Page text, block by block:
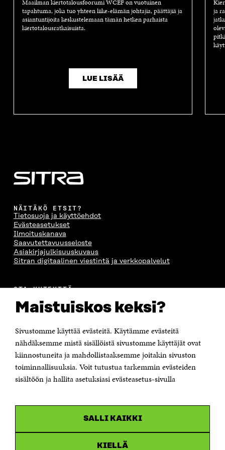
Maistuiskos keksi?
Sivustomme käyttää evästeitä. Käytämme evästeitä
nähdäksemme mistä sisällöistä sivustomme käyttäjät ovat
kiinnostuneita ja mahdollistaaksemme joitakin sivuston
toiminnallisuuksia. Voit tutustua tarkemmin evästeiden
sisältöön ja hallita asetuksiasi evästeasetus-sivulla
SALLI KAIKKI
KIELLÄ
Maailman kiertotalousfoorumi WCEF on vuotuinen
tapahtuma, joka tuo yhteen liike-elämän johtajia, päättäjiä ja
asiantuntijoita keskustelemaan tämän hetken parhaista
kiertotalousratkaisuista.
LUE LISÄÄ
ja
NÄITÄKÖ ETSIT?
Tietosuoja ja käyttöehdot
Evästeasetukset
Ilmoituskanava
Saavutettavuusseloste
Asiakirjajulkisuuskuvaus
Sitran digitaalinen viestintä ja verkkopalvelut
OTA YHTEYTTÄ
Itämerenkatu 11-13, PL 160,
00181 Helsinki
Puhelin +358 294 618 991
Sähköpostiosoite
Saapumisohjeet
Y-tunnus 0202132-3
uudessa